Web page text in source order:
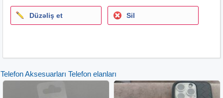
Düzəliş et Sil
Telefon Aksesuarları Telefon elanları